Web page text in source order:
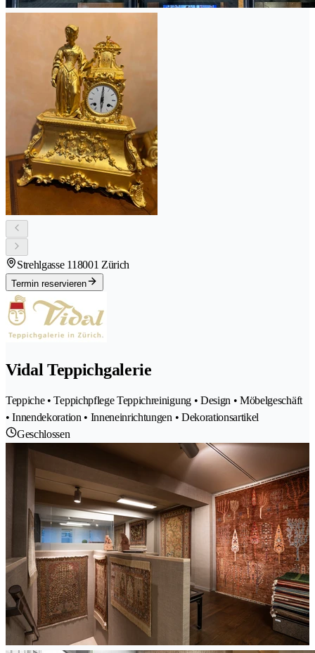
Strehlgasse 118001 Zürich
Termin reservieren
Vidal Teppichgalerie
Teppiche • Teppichpflege Teppichreinigung • Design • Möbelgeschäft
• Innendekoration • Inneneinrichtungen • Dekorationsartikel
Geschlossen